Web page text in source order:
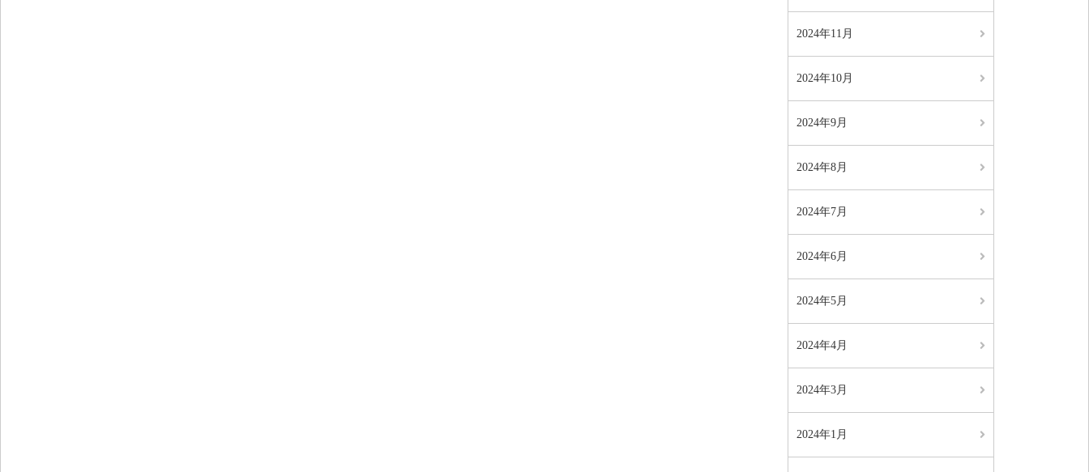
2024年11月
2024年10月
2024年9月
2024年8月
2024年7月
2024年6月
2024年5月
2024年4月
2024年3月
2024年1月